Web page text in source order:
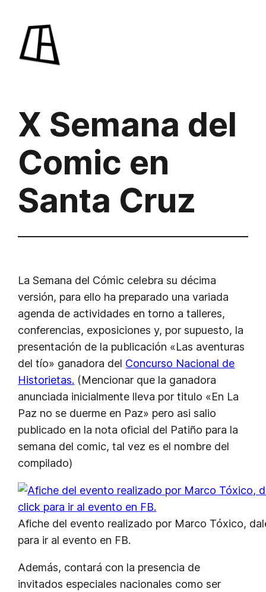
contenido
X Semana del
Comic en
Santa Cruz
La Semana del Cómic celebra su décima
versión, para ello ha preparado una variada
agenda de actividades en torno a talleres,
conferencias, exposiciones y, por supuesto, la
presentación de la publicación «Las aventuras
del tío» ganadora del Concurso Nacional de
Historietas. (Mencionar que la ganadora
anunciada inicialmente lleva por titulo «En La
Paz no se duerme en Paz» pero asi salio
publicado en la nota oficial del Patiño para la
semana del comic, tal vez es el nombre del
compilado)
Afiche del evento realizado por Marco Tóxico,
para ir al evento en FB.
Además, contará con la presencia de
invitados especiales nacionales como ser